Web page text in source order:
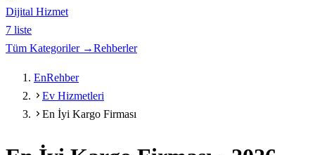
Dijital Hizmet
7 liste
Tüm Kategoriler →Rehberler
EnRehber
Ev Hizmetleri
En İyi Kargo Firması